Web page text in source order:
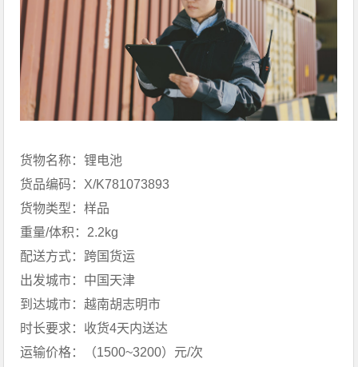
货物名称：锂电池
货品编码：X/K781073893
货物类型：样品
重量/体积：2.2kg
配送方式：跨国货运
出发城市：中国天津
到达城市：越南胡志明市
时长要求：收货4天内送达
运输价格：（1500~3200）元/次